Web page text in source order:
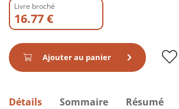
Livre broché
16.77 €
Ajouter au panier
Détails Sommaire Résumé